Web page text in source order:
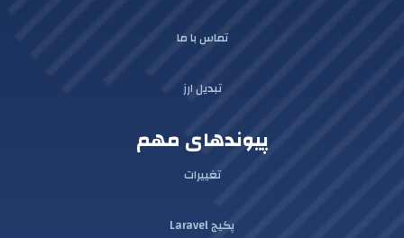
تماس با ما
تبدیل ارز
پیوندهای مهم
تغییرات
پکیج Laravel